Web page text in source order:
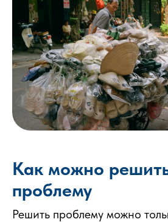
Как можно
проблему
Решить проблему можно